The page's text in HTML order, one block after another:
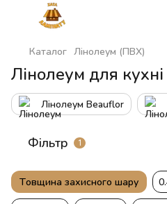
Каталог Лінолеум (ПВХ)
Лінолеум для кухні
Лінолеум Beauflor
Фільтр 1
Товщина захисного шару